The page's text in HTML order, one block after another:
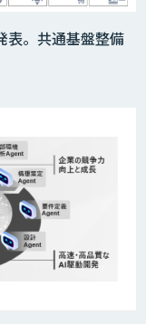
表。共通基盤整備